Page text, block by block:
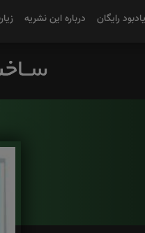
رایگان درباره این نشریه